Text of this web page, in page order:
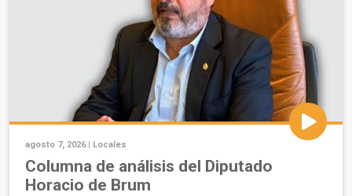
agosto 7, 2026 | Locales
Columna de análisis del Diputado
Horacio de Brum